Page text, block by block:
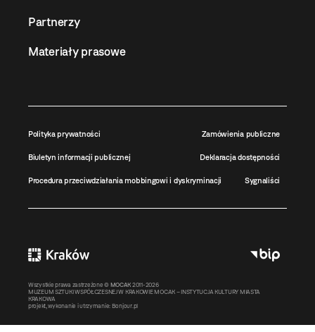
Partnerzy
Materiały prasowe
Polityka prywatności Zamówienia publiczne
Biuletyn informacji publicznej Deklaracja dostępności
Procedura przeciwdziałania mobbingowi i dyskryminacji Sygnaliści
Wszystkie prawa zastrzeżone © MOCAK 2011-2026
MUZEUM SZTUKI WSPÓŁCZESNEJ W KRAKOWIE MOCAK – INSTYTUCJA KULTURY MIASTA
KRAKOWA
projekt, wykonanie i utrzymanie: Bonjour.pl